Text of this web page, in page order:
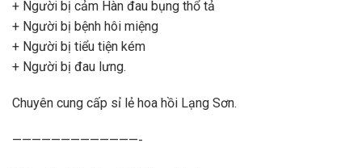
+ Người bị cảm Hàn đau bụng thổ tả
+ Người bị bệnh hôi miệng
+ Người bị tiểu tiện kém
+ Người bị đau lưng.
Chuyên cung cấp sỉ lẻ hoa hồi Lạng Sơn.
—————————————-